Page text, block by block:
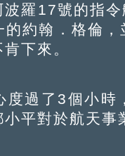
17號的指令
約翰．格倫
下來。
度過了3個小時
平對於航天事